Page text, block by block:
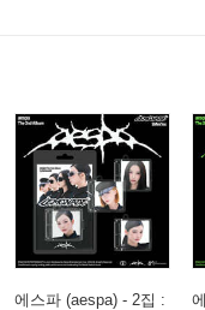
에스파 (aespa) - 2집 :